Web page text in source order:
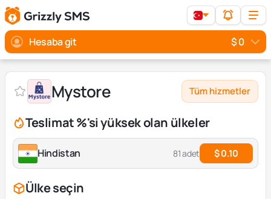
Hesaba git $ 0
Mystore Tüm hizmetler
Teslimat %'si yüksek olan ülkeler
Hindistan 81 adet $ 0.10
Ülke seçin